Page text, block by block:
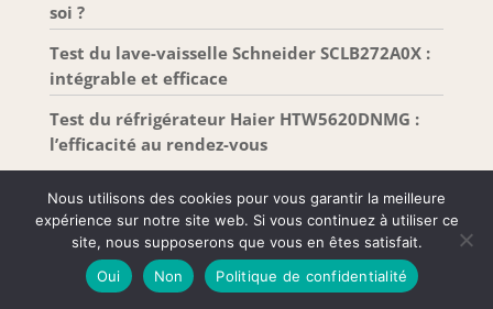
soi ?
Test du lave-vaisselle Schneider SCLB272A0X :
intégrable et efficace
Test du réfrigérateur Haier HTW5620DNMG :
l’efficacité au rendez-vous
Tous droits réservés –Mentions Légales -Plan de
site-Contact
Nous utilisons des cookies pour vous garantir la meilleure
expérience sur notre site web. Si vous continuez à utiliser ce
site, nous supposerons que vous en êtes satisfait.
Oui
Non Politique de confidentialité